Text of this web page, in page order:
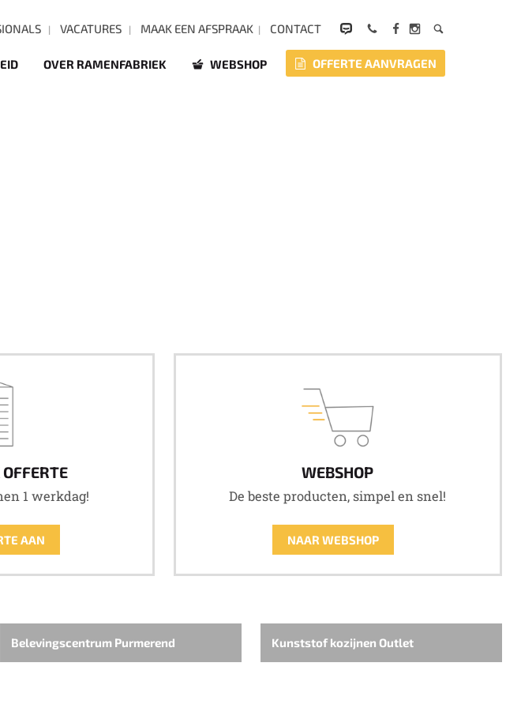
VACATURES MAAK EEN AFSPRAAK CONTACT
OVER RAMENFABRIEK WEBSHOP OFFERTE AANVRAGEN
1 werkdag!
AAN
WEBSHOP
De beste producten, simpel en snel!
NAAR WEBSHOP
Belevingscentrum Purmerend Kunststof kozijnen Outlet